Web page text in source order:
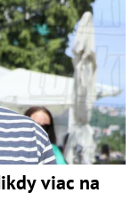
viac na